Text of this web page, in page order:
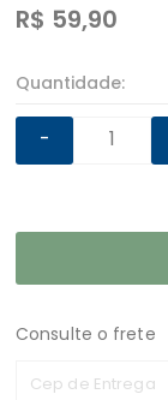
R$ 59,90
Quantidade:
-
Consulte o frete
Cep de Entrega